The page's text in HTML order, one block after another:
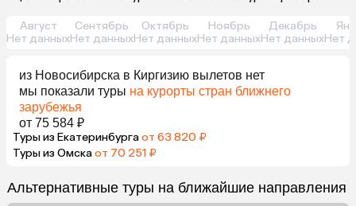
Август
Нет данных
Сентябрь
Нет данных
Октябрь
Нет данных
Ноябрь
Нет данных
Декабрь
Нет данныхНет
из Новосибирска в Киргизию вылетов нет
мы показали туры на курорты стран ближнего
зарубежья
от 75 584 ₽
Туры из Екатеринбургаот 63 820 ₽
Туры из Омскаот 70 251 ₽
Альтернативные туры на ближайшие направления